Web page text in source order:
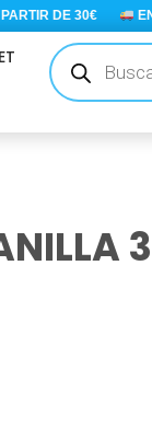
DE 30€
Búsqueda
de
productos